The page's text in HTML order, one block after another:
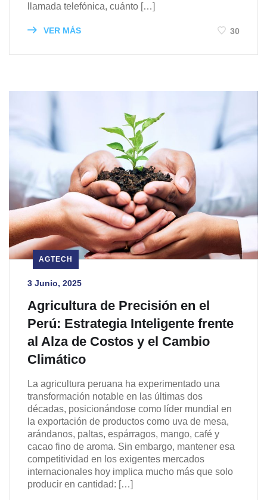
llamada telefónica, cuánto […]
VER MÁS 30
AGTECH
3 Junio, 2025
Agricultura de Precisión en el
Perú: Estrategia Inteligente frente
al Alza de Costos y el Cambio
Climático
La agricultura peruana ha experimentado una
transformación notable en las últimas dos
décadas, posicionándose como líder mundial en
la exportación de productos como uva de mesa,
arándanos, paltas, espárragos, mango, café y
cacao fino de aroma. Sin embargo, mantener esa
competitividad en los exigentes mercados
internacionales hoy implica mucho más que solo
producir en cantidad: […]